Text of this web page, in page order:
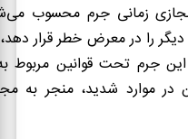
زمانی جرم محسوب
دیگر را در معرض خطر قرار
جرم تحت قوانین مربوط
موارد شدید، منجر به